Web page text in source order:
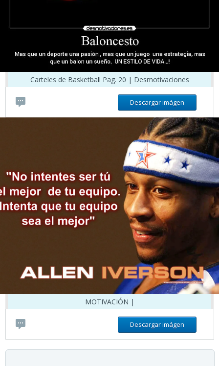
Carteles de Basketball Pag. 20 | Desmotivaciones
Descargar imágen
MOTIVACIÓN |
Descargar imágen